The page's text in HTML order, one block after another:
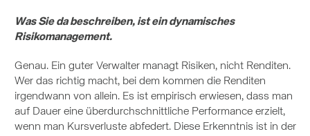
Was Sie da beschreiben, ist ein dynamisches
Risikomanagement.
Genau. Ein guter Verwalter managt Risiken, nicht Renditen.
Wer das richtig macht, bei dem kommen die Renditen
irgendwann von allein. Es ist empirisch erwiesen, dass man
auf Dauer eine überdurchschnittliche Performance erzielt,
wenn man Kursverluste abfedert. Diese Erkenntnis ist in der